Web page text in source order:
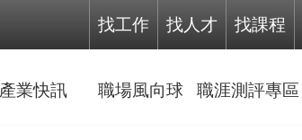
找工作 找人才 找課程
產業快訊 職場風向球 職涯測評專區